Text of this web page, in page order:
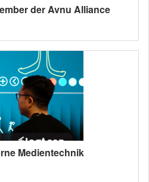
der Avnu Alliance
Medientechnik